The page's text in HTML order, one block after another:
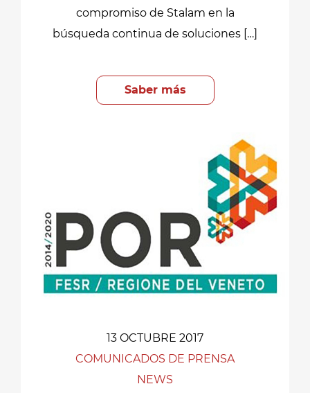
compromiso de Stalam en la
búsqueda continua de soluciones […]
Saber más
13 OCTUBRE 2017
COMUNICADOS DE PRENSA
NEWS